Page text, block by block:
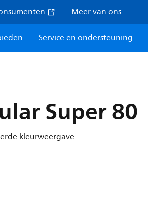
Meer van ons
Service en ondersteuning
Super 80
kleurweergave